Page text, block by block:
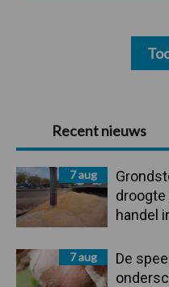
Primaire
Sidebar
Recent nieuws
7 aug
droogte
handel
7 aug
De